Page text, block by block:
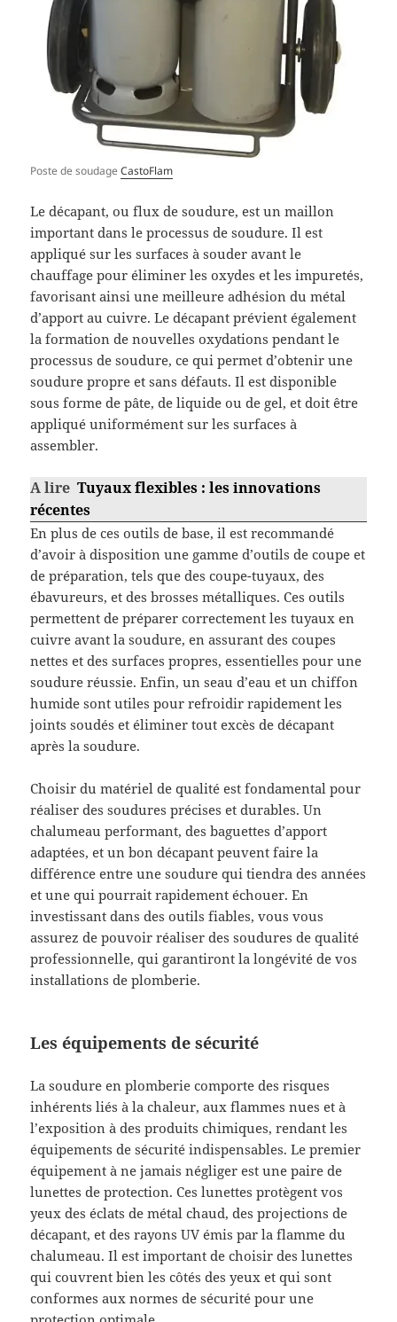
Poste de soudageCastoFlam
Le décapant, ou flux de soudure, est un maillon
important dans le processus de soudure. Il est
appliqué sur les surfaces à souder avant le
chauffage pour éliminer les oxydes et les impuretés,
favorisant ainsi une meilleure adhésion du métal
d’apport au cuivre. Le décapant prévient également
la formation de nouvelles oxydations pendant le
processus de soudure, ce qui permet d’obtenir une
soudure propre et sans défauts. Il est disponible
sous forme de pâte, de liquide ou de gel, et doit être
appliqué uniformément sur les surfaces à
assembler.
A lire Tuyaux flexibles : les innovations
récentes
En plus de ces outils de base, il est recommandé
d’avoir à disposition une gamme d’outils de coupe et
de préparation, tels que des coupe-tuyaux, des
ébavureurs, et des brosses métalliques. Ces outils
permettent de préparer correctement les tuyaux en
cuivre avant la soudure, en assurant des coupes
nettes et des surfaces propres, essentielles pour une
soudure réussie. Enfin, un seau d’eau et un chiffon
humide sont utiles pour refroidir rapidement les
joints soudés et éliminer tout excès de décapant
après la soudure.
Choisir du matériel de qualité est fondamental pour
réaliser des soudures précises et durables. Un
chalumeau performant, des baguettes d’apport
adaptées, et un bon décapant peuvent faire la
différence entre une soudure qui tiendra des années
et une qui pourrait rapidement échouer. En
investissant dans des outils fiables, vous vous
assurez de pouvoir réaliser des soudures de qualité
professionnelle, qui garantiront la longévité de vos
installations de plomberie.
Les équipements de sécurité
La soudure en plomberie comporte des risques
inhérents liés à la chaleur, aux flammes nues et à
l’exposition à des produits chimiques, rendant les
équipements de sécurité indispensables. Le premier
équipement à ne jamais négliger est une paire de
lunettes de protection. Ces lunettes protègent vos
yeux des éclats de métal chaud, des projections de
décapant, et des rayons UV émis par la flamme du
chalumeau. Il est important de choisir des lunettes
qui couvrent bien les côtés des yeux et qui sont
conformes aux normes de sécurité pour une